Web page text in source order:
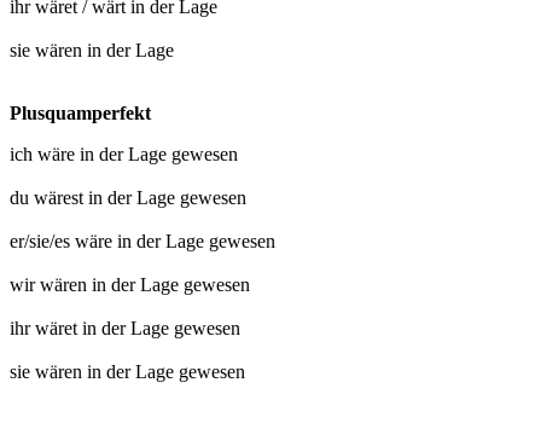
ihrwäret/wärt in der Lage
sie wären in der Lage
Plusquamperfekt
ich wäre in der Lage gewesen
du wärestin der Lage gewesen
er/sie/es wäre in der Lage gewesen
wir wären in der Lage gewesen
ihr wäretin der Lage gewesen
sie wären in der Lage gewesen